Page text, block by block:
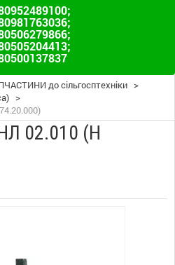
;
;
;
;
до сільгосптехніки >
>
02.010 (Н